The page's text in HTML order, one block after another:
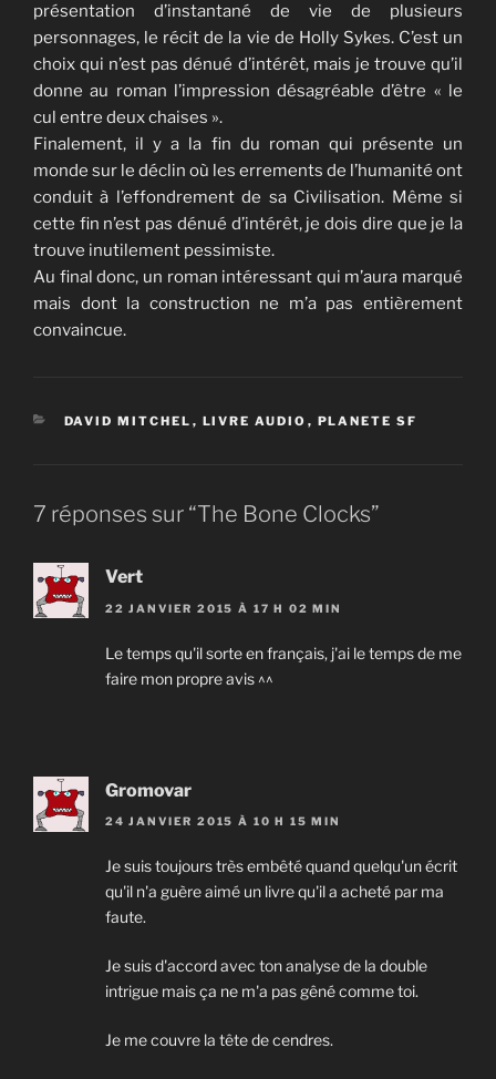
présentation d’instantané de vie de plusieurs
personnages, le récit de la vie de Holly Sykes. C’est un
choix qui n’est pas dénué d’intérêt, mais je trouve qu’il
donne au roman l’impression désagréable d’être « le
cul entre deux chaises ».
Finalement, il y a la fin du roman qui présente un
monde sur le déclin où les errements de l’humanité ont
conduit à l’effondrement de sa Civilisation. Même si
cette fin n’est pas dénué d’intérêt, je dois dire que je la
trouve inutilement pessimiste.
Au final donc, un roman intéressant qui m’aura marqué
mais dont la construction ne m’a pas entièrement
convaincue.
CATÉGORIES
DAVID MITCHEL , LIVRE AUDIO , PLANETE SF
7 réponses sur “The Bone Clocks”
Vert
22 JANVIER 2015 À 17 H 02 MIN
Le temps qu'il sorte en français, j'ai le temps de me
faire mon propre avis ^^
Gromovar
24 JANVIER 2015 À 10 H 15 MIN
Je suis toujours très embêté quand quelqu'un écrit
qu'il n'a guère aimé un livre qu'il a acheté par ma
faute.
Je suis d'accord avec ton analyse de la double
intrigue mais ça ne m'a pas gêné comme toi.
Je me couvre la tête de cendres.